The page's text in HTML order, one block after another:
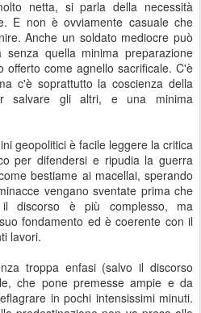
netta, si parla della necessità
E non è ovviamente casuale che
Anche un soldato mediocre può
quella minima preparazione
offerto come agnello sacrificale. C'è
c'è soprattutto la coscienza della
salvare gli altri, e una minima
geopolitici è facile leggere la critica
per difendersi e ripudia la guerra
bestiame ai macellai, sperando
vengano sventate prima che
discorso è più complesso, ma
fondamento ed è coerente con il
lavori.
troppa enfasi (salvo il discorso
che pone premesse ampie e da
in pochi intensissimi minuti.